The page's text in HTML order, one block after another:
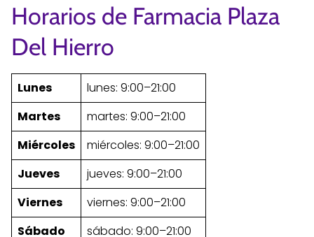
Horarios de Farmacia Plaza
Del Hierro
Lunes
lunes: 9:00–21:00
Martes
martes: 9:00–21:00
Miércoles
miércoles: 9:00–21:00
Jueves
jueves: 9:00–21:00
Viernes
viernes: 9:00–21:00
Sábado
sábado: 9:00–21:00